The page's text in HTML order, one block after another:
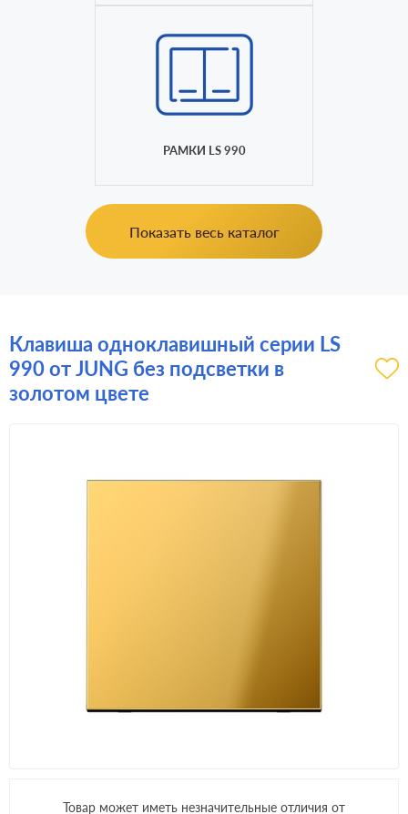
РАМКИ LS 990
Показать весь каталог
Клавиша одноклавишный серии LS
990 от JUNG без подсветки в
золотом цвете
Товар может иметь незначительные отличия от